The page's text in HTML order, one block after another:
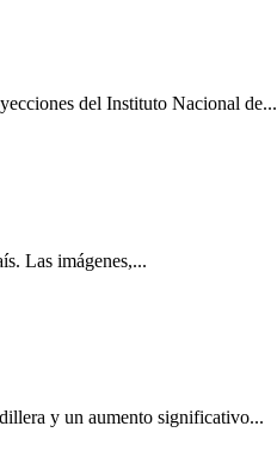
del Instituto Nacional de...
Las imágenes,...
y un aumento significativo...